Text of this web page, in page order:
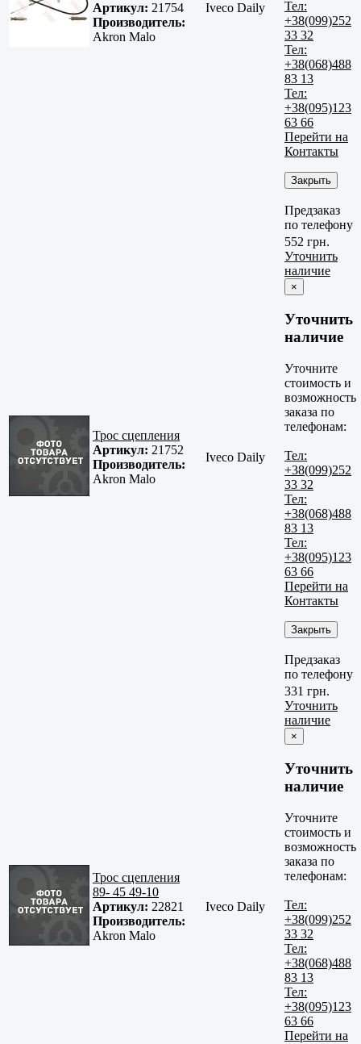
Артикул: 21754
Производитель:
Akron Malo
Iveco Daily
Тел:
+38(099)252
33 32
Тел:
+38(068)488
83 13
Тел:
+38(095)123
63 66
Перейти на
Контакты
Закрыть
Предзаказ
по телефону
Трос сцепления
Артикул: 21752
Производитель:
Akron Malo
Iveco Daily
552 грн.
Уточнить
наличие
×
Уточнить
наличие
Уточните
стоимость и
возможность
заказа по
телефонам:
Тел:
+38(099)252
33 32
Тел:
+38(068)488
83 13
Тел:
+38(095)123
63 66
Перейти на
Контакты
Закрыть
Предзаказ
по телефону
Трос сцепления
89- 45 49-10
Артикул: 22821
Производитель:
Akron Malo
Iveco Daily
331 грн.
Уточнить
наличие
×
Уточнить
наличие
Уточните
стоимость и
возможность
заказа по
телефонам:
Тел:
+38(099)252
33 32
Тел:
+38(068)488
83 13
Тел:
+38(095)123
63 66
Перейти на